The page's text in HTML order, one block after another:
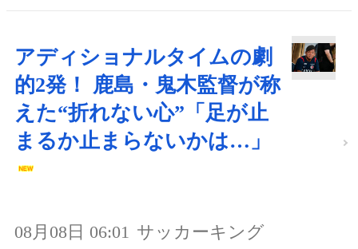
アディショナルタイムの劇
的2発！ 鹿島・鬼木監督が称
えた“折れない心”「足が止
まるか止まらないかは…」
08月08日 06:01 サッカーキング